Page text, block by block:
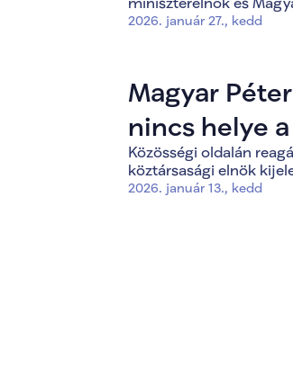
2026. január 27., kedd
Magyar
nincs helye
bűnösségnek
Közösségi oldalán
köztársasági elnök
2026. január 13., kedd